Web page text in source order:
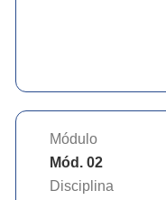
Módulo
Mód. 02
Disciplina